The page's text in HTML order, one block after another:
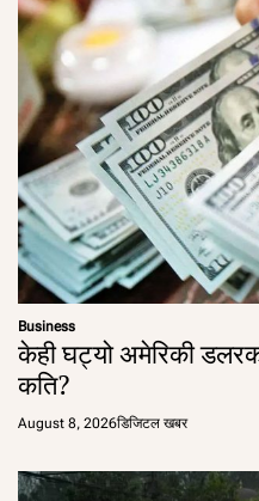
Business
केही घट्यो अमेरिकी
कति?
August 8, 2026डिजिटल खबर